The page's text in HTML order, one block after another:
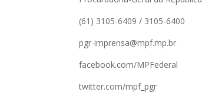
(61) 3105-6409 / 3105-6400
pgr-imprensa@mpf.mp.br
facebook.com/MPFederal
twitter.com/mpf_pgr